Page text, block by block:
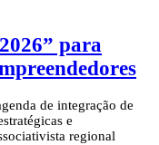
para
de integração de
e
regional